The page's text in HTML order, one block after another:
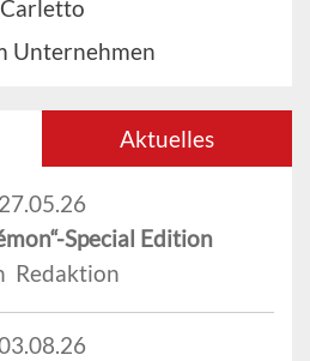
Carletto
Unternehmen
Aktuelles
27.05.26
Special Edition
Redaktion